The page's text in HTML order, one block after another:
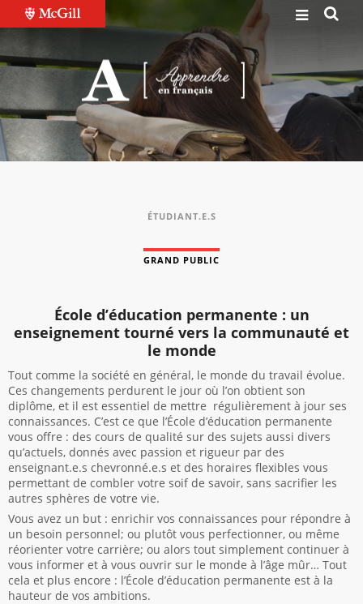
ÉTUDIANT.E.S
GRAND PUBLIC
École d’éducation permanente : un
enseignement tourné vers la communauté et
le monde
Tout comme la société en général, le monde du travail évolue.
Ces changements perdurent le jour où l’on obtient son
diplôme, et il est essentiel de mettre régulièrement à jour ses
connaissances. C’est ce que l’École d’éducation permanente
vous offre : des cours de qualité sur des sujets aussi divers
qu’actuels, donnés avec passion et rigueur par des
enseignant.e.s chevronné.e.s et des horaires flexibles vous
permettant de combler votre soif de savoir, sans sacrifier les
autres sphères de votre vie.
Vous avez un but : enrichir vos connaissances pour répondre à
un besoin personnel; ou plutôt vous perfectionner, ou même
réorienter votre carrière; ou alors tout simplement continuer à
vous informer et à vous ouvrir sur le monde à l’âge mûr… Tout
cela et plus encore : l’École d’éducation permanente est à la
hauteur de vos ambitions.